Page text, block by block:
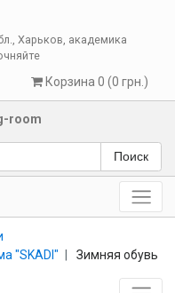
, Харьков, академика
Корзина 0 (0 грн.)
room
Поиск
"SKADI"
Зимняя обувь